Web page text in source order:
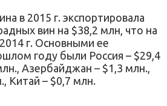
в 2015 г. экспортировала
вин на $38,2 млн, что на
г. Основными ее
году были Россия – $29,4
Азербайджан – $1,3 млн.,
Китай – $0,7 млн.